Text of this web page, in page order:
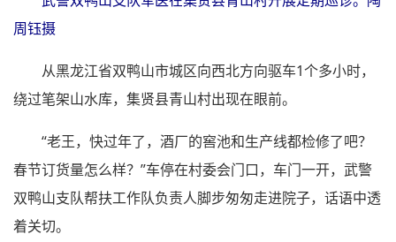
周钰摄
从黑龙江省双鸭山市城区向西北方向驱车1个多小时，
绕过笔架山水库，集贤县青山村出现在眼前。
“老王，快过年了，酒厂的窖池和生产线都检修了吧？
春节订货量怎么样？”车停在村委会门口，车门一开，武警
双鸭山支队帮扶工作队负责人脚步匆匆走进院子，话语中透
着关切。